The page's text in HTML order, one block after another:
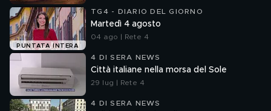
PUNTATA INTERA
TG4 - DIARIO DEL GIORNO
Martedì 4 agosto
04 ago | Rete 4
4 DI SERA NEWS
Città italiane nella morsa del Sole
29 lug | Rete 4
4 DI SERA NEWS